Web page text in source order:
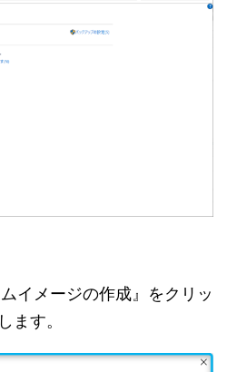
イメージの作成』をクリッ
ます。